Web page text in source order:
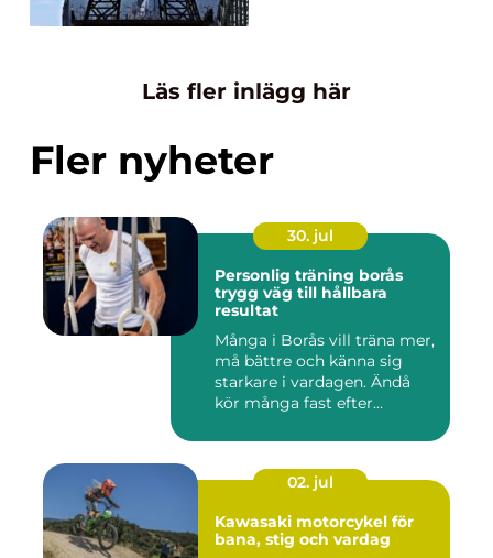
Läs fler inlägg här
Fler nyheter
30. jul
Personlig träning borås
trygg väg till hållbara
resultat
Många i Borås vill träna mer,
må bättre och känna sig
starkare i vardagen. Ändå
kör många fast efter...
02. jul
Kawasaki motorcykel för
bana, stig och vardag